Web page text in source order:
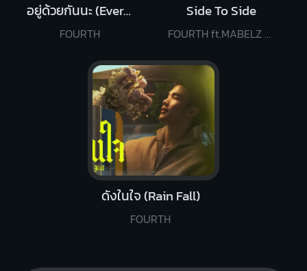
อยู่ด้วยกันนะ (Every Single Day)
FOURTH
Side To Side
FOURTH ft.MABELZ PiXXiE
ดังในใจ (Rain Fall)
FOURTH